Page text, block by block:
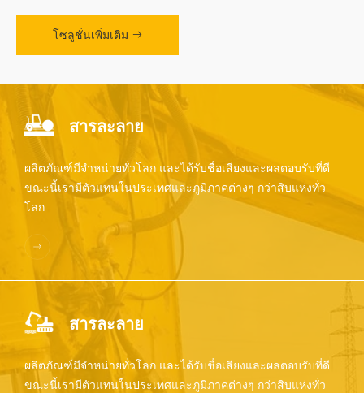
โซลูชั่นเพิ่มเติม
สารละลาย
ผลิตภัณฑ์มีจำหน่ายทั่วโลก และได้รับชื่อเสียงและผลตอบรับที่ดี
ขณะนี้เรามีตัวแทนในประเทศและภูมิภาคต่างๆ กว่าสิบแห่งทั่ว
โลก
สารละลาย
ผลิตภัณฑ์มีจำหน่ายทั่วโลก และได้รับชื่อเสียงและผลตอบรับที่ดี
ขณะนี้เรามีตัวแทนในประเทศและภูมิภาคต่างๆ กว่าสิบแห่งทั่ว